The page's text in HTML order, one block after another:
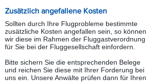
Zusätzlich angefallene Kosten
Sollten durch Ihre Flugprobleme bestimmte
zusätzliche Kosten angefallen sein, so können
wir diese im Rahmen der Fluggastverordnung
für Sie bei der Fluggesellschaft einfordern.
Bitte sichern Sie die entsprechenden Belege
und reichen Sie diese mit Ihrer Forderung bei
uns ein. Unsere Anwälte prüfen dann für Ihren